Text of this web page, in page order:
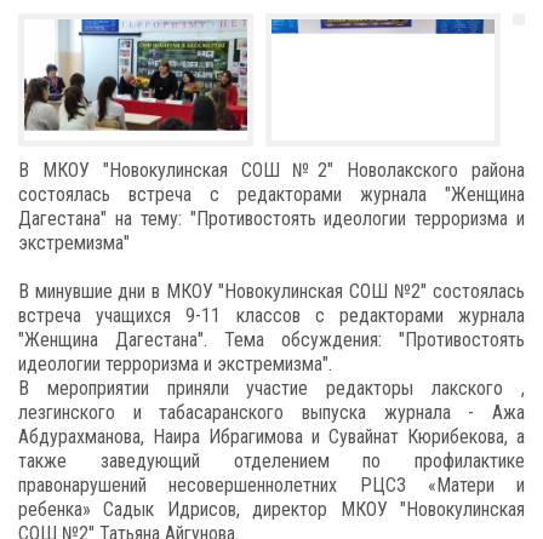
В МКОУ "Новокулинская СОШ №2" Новолакского района
состоялась встреча с редакторами журнала "Женщина
Дагестана" на тему: "Противостоять идеологии терроризма и
экстремизма"
В минувшие дни в МКОУ "Новокулинская СОШ №2" состоялась
встреча учащихся 9-11 классов с редакторами журнала
"Женщина Дагестана". Тема обсуждения: "Противостоять
идеологии терроризма и экстремизма".
В мероприятии приняли участие редакторы лакского ,
лезгинского и табасаранского выпуска журнала - Ажа
Абдурахманова, Наира Ибрагимова и Сувайнат Кюрибекова, а
также заведующий отделением по профилактике
правонарушений несовершеннолетних РЦСЗ «Матери и
ребенка» Садык Идрисов, директор МКОУ "Новокулинская
СОШ №2" Татьяна Айгунова.